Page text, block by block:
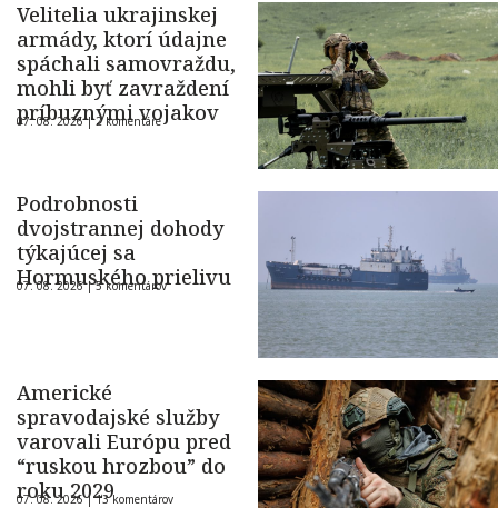
Velitelia ukrajinskej
armády, ktorí údajne
spáchali samovraždu,
mohli byť zavraždení
príbuznými vojakov
07. 08. 2026 |2 komentáre
Podrobnosti
dvojstrannej dohody
týkajúcej sa
Hormuského prielivu
07. 08. 2026 |5 komentárov
Americké
spravodajské služby
varovali Európu pred
“ruskou hrozbou” do
roku 2029
07. 08. 2026 |13 komentárov